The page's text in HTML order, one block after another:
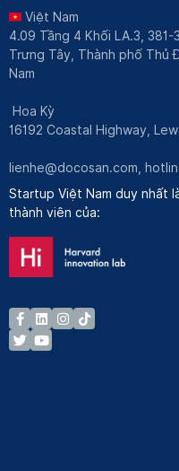
Việt Nam
4.09 Tầng 4 Khối LA.3,
Trưng Tây, Thành phố Thủ
Nam
Hoa Kỳ
16192 Coastal Highway,
lienhe@docosan.com ,
Startup Việt Nam duy nhất
thành viên của: